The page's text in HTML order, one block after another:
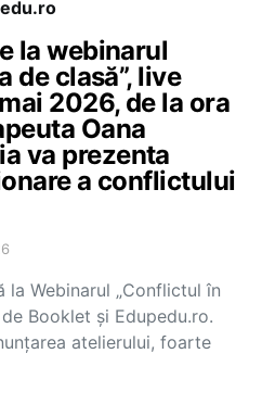
la webinarul
de clasă”, live
2026, de la ora
Oana
va prezenta
a conflictului
la Webinarul „Conflictul în
Booklet și Edupedu.ro.
atelierului, foarte